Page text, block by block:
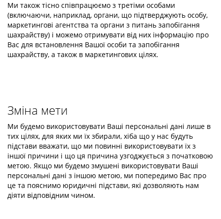
Ми також тісно співпрацюємо з третіми особами
(включаючи, наприклад, органи, що підтверджують особу,
маркетингові агентства та органи з питань запобігання
шахрайству) і можемо отримувати від них інформацію про
Вас для встановлення Вашої особи та запобігання
шахрайству, а також в маркетингових цілях.
Зміна мети
Ми будемо використовувати Ваші персональні дані лише в
тих цілях, для яких ми їх збирали, хіба що у нас будуть
підстави вважати, що ми повинні використовувати їх з
іншої причини і що ця причина узгоджується з початковою
метою. Якщо ми будемо змушені використовувати Ваші
персональні дані з іншою метою, ми попередимо Вас про
це та пояснимо юридичні підстави, які дозволяють нам
діяти відповідним чином.